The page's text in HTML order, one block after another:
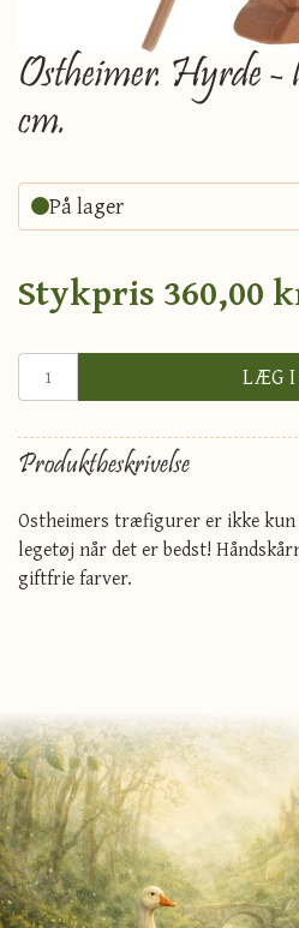
Ostheimer. Hyrde -
cm.
På lager
Stykpris 360,00
LÆG I
Produktbeskrivelse
Ostheimers træfigurer er ikke
legetøj når det er bedst!
giftfrie farver.